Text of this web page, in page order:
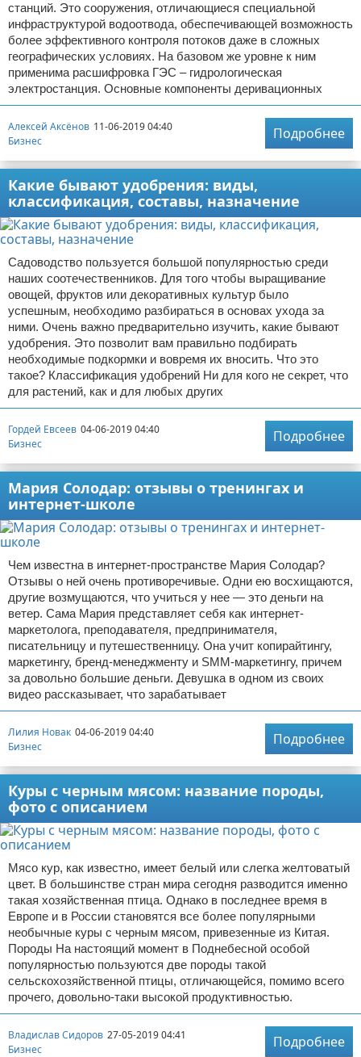
станций. Это сооружения, отличающиеся специальной
инфраструктурой водоотвода, обеспечивающей возможность
более эффективного контроля потоков даже в сложных
географических условиях. На базовом же уровне к ним
применима расшифровка ГЭС – гидрологическая
электростанция. Основные компоненты деривационных
Алексей Аксёнов 11-06-2019 04:40
Бизнес
Подробнее
Какие бывают удобрения: виды,
классификация, составы, назначение
Садоводство пользуется большой популярностью среди
наших соотечественников. Для того чтобы выращивание
овощей, фруктов или декоративных культур было
успешным, необходимо разбираться в основах ухода за
ними. Очень важно предварительно изучить, какие бывают
удобрения. Это позволит вам правильно подбирать
необходимые подкормки и вовремя их вносить. Что это
такое? Классификация удобрений Ни для кого не секрет, что
для растений, как и для любых других
Гордей Евсеев 04-06-2019 04:40
Бизнес
Подробнее
Мария Солодар: отзывы о тренингах и
интернет-школе
Чем известна в интернет-пространстве Мария Солодар?
Отзывы о ней очень противоречивые. Одни ею восхищаются,
другие возмущаются, что учиться у нее — это деньги на
ветер. Сама Мария представляет себя как интернет-
маркетолога, преподавателя, предпринимателя,
писательницу и путешественницу. Она учит копирайтингу,
маркетингу, бренд-менеджменту и SMM-маркетингу, причем
за довольно большие деньги. Девушка в одном из своих
видео рассказывает, что зарабатывает
Лилия Новак 04-06-2019 04:40
Бизнес
Подробнее
Куры с черным мясом: название породы,
фото с описанием
Мясо кур, как известно, имеет белый или слегка желтоватый
цвет. В большинстве стран мира сегодня разводится именно
такая хозяйственная птица. Однако в последнее время в
Европе и в России становятся все более популярными
необычные куры с черным мясом, привезенные из Китая.
Породы На настоящий момент в Поднебесной особой
популярностью пользуются две породы такой
сельскохозяйственной птицы, отличающейся, помимо всего
прочего, довольно-таки высокой продуктивностью.
Владислав Сидоров 27-05-2019 04:41
Бизнес
Подробнее